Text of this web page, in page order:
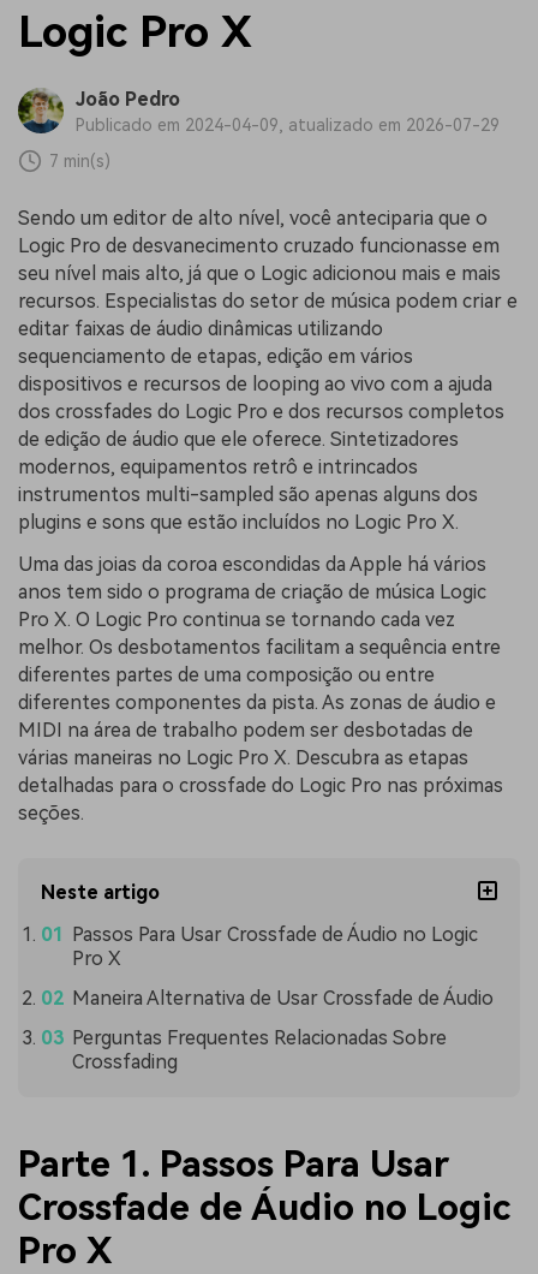
Logic Pro X
João Pedro
Publicado em 2024-04-09, atualizado em 2026-07-29
7 min(s)
Sendo um editor de alto nível, você anteciparia que o
Logic Pro de desvanecimento cruzado funcionasse em
seu nível mais alto, já que o Logic adicionou mais e mais
recursos. Especialistas do setor de música podem criar e
editar faixas de áudio dinâmicas utilizando
sequenciamento de etapas, edição em vários
dispositivos e recursos de looping ao vivo com a ajuda
dos crossfades do Logic Pro e dos recursos completos
de edição de áudio que ele oferece. Sintetizadores
modernos, equipamentos retrô e intrincados
instrumentos multi-sampled são apenas alguns dos
plugins e sons que estão incluídos no Logic Pro X.
Uma das joias da coroa escondidas da Apple há vários
anos tem sido o programa de criação de música Logic
Pro X. O Logic Pro continua se tornando cada vez
melhor. Os desbotamentos facilitam a sequência entre
diferentes partes de uma composição ou entre
diferentes componentes da pista. As zonas de áudio e
MIDI na área de trabalho podem ser desbotadas de
várias maneiras no Logic Pro X. Descubra as etapas
detalhadas para o crossfade do Logic Pro nas próximas
seções.
Neste artigo
Passos Para Usar Crossfade de Áudio no Logic
Pro X
Maneira Alternativa de Usar Crossfade de Áudio
Perguntas Frequentes Relacionadas Sobre
Crossfading
Parte 1. Passos Para Usar
Crossfade de Áudio no Logic
Pro X